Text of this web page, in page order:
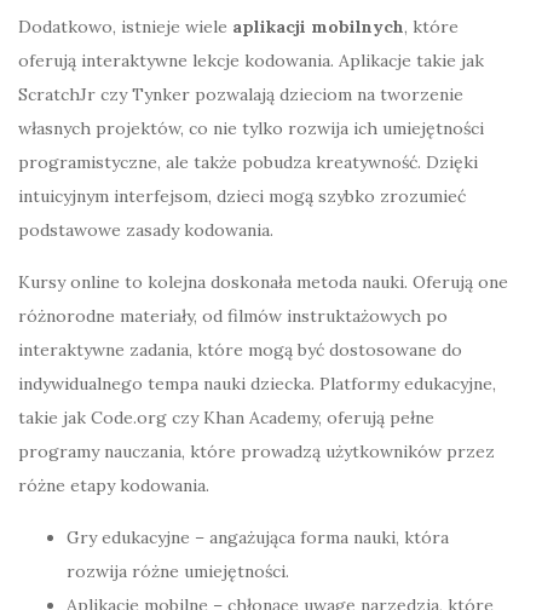
Dodatkowo, istnieje wiele aplikacji mobilnych, które
oferują interaktywne lekcje kodowania. Aplikacje takie jak
ScratchJr czy Tynker pozwalają dzieciom na tworzenie
własnych projektów, co nie tylko rozwija ich umiejętności
programistyczne, ale także pobudza kreatywność. Dzięki
intuicyjnym interfejsom, dzieci mogą szybko zrozumieć
podstawowe zasady kodowania.
Kursy online to kolejna doskonała metoda nauki. Oferują one
różnorodne materiały, od filmów instruktażowych po
interaktywne zadania, które mogą być dostosowane do
indywidualnego tempa nauki dziecka. Platformy edukacyjne,
takie jak Code.org czy Khan Academy, oferują pełne
programy nauczania, które prowadzą użytkowników przez
różne etapy kodowania.
Gry edukacyjne – angażująca forma nauki, która
rozwija różne umiejętności.
Aplikacje mobilne – chłonące uwagę narzędzia, które